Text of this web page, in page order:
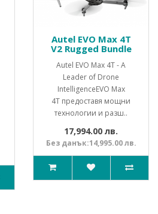
Autel EVO Max 4T
V2 Rugged Bundle
Autel EVO Max 4T - A
Leader of Drone
Intelligence EVO Max
4T предоставя мощни
технологии и разш..
17,994.00 лв.
Без данък:14,995.00 лв.